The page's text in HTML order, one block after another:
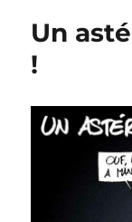
Un
!